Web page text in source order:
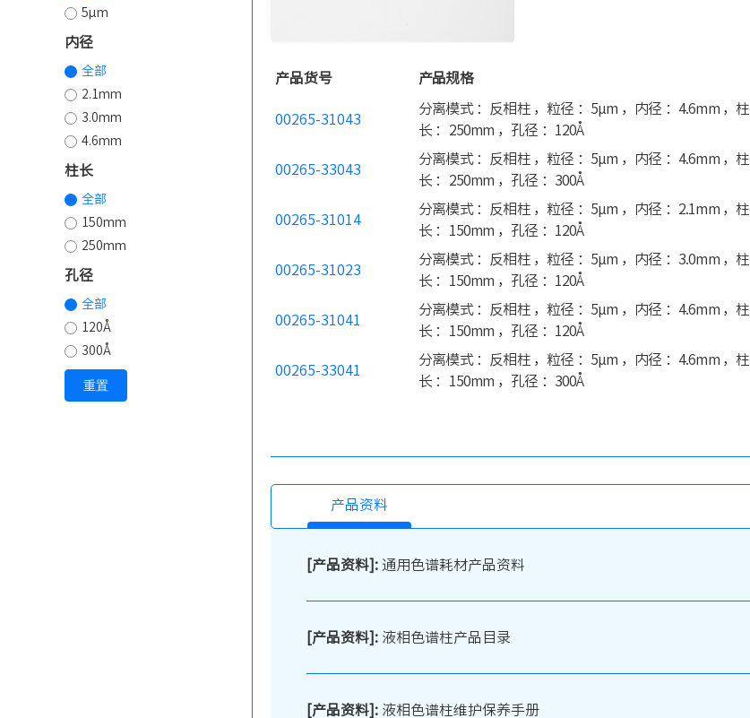
5µm
内径
全部
2.1mm
3.0mm
4.6mm
柱长
全部
150mm
250mm
孔径
全部
120Å
300Å
重置
产品货号 产品规格
00265-31043
分离模式 ：反相柱 ，粒径 ：5μm ，内径 ：4.6mm ，柱
长 ：250mm ，孔径 ：120Å
00265-33043
分离模式 ：反相柱 ，粒径 ：5μm ，内径 ：4.6mm ，柱
长 ：250mm ，孔径 ：300Å
00265-31014
分离模式 ：反相柱 ，粒径 ：5μm ，内径 ：2.1mm ，柱
长 ：150mm ，孔径 ：120Å
00265-31023
分离模式 ：反相柱 ，粒径 ：5μm ，内径 ：3.0mm ，柱
长 ：150mm ，孔径 ：120Å
00265-31041
分离模式 ：反相柱 ，粒径 ：5μm ，内径 ：4.6mm ，柱
长 ：150mm ，孔径 ：120Å
00265-33041
分离模式 ：反相柱 ，粒径 ：5μm ，内径 ：4.6mm ，柱
长 ：150mm ，孔径 ：300Å
产品资料
[产品资料]: 通用色谱耗材产品资料
[产品资料]: 液相色谱柱产品目录
[产品资料]: 液相色谱柱维护保养手册